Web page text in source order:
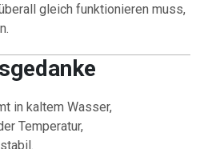
gleich funktionieren muss,
in kaltem Wasser,
Temperatur,